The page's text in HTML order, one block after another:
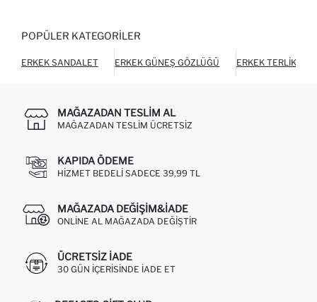
POPÜLER KATEGORILER
ERKEK SANDALET ERKEK GÜNEŞ GÖZLÜĞÜ ERKEK TERLIK
MAĞAZADAN TESLIM AL
MAĞAZADAN TESLIM ÜCRETSIZ
KAPIDA ÖDEME
HIZMET BEDELI SADECE 39,99 TL
MAĞAZADA DEĞIŞIM&İADE
ONLINE AL MAĞAZADA DEĞIŞTIR
ÜCRETSIZ IADE
30 GÜN IÇERISINDE IADE ET